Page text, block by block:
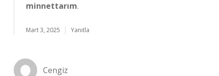
minnettarım.
Mart 3, 2025 Yanıtla
Cengiz